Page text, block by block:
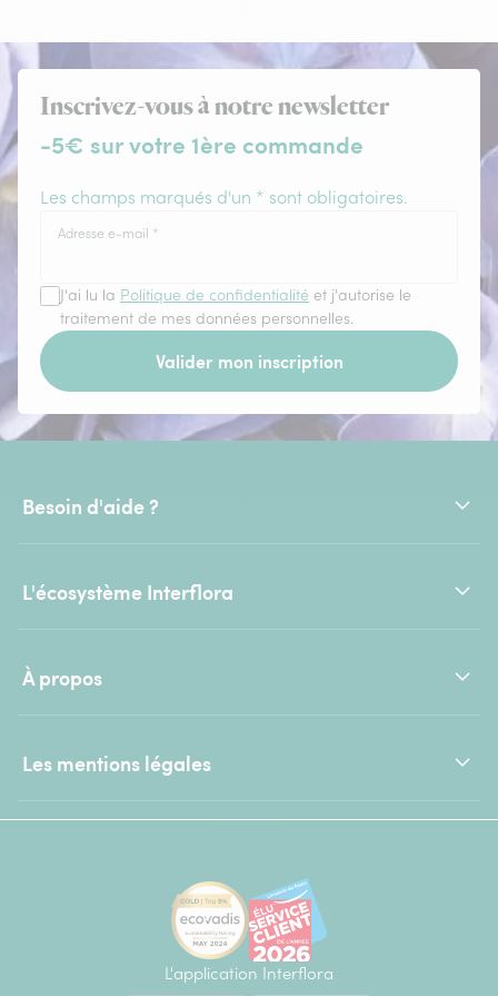
Inscrivez-vous à notre newsletter
-5€ sur votre 1ère commande
Les champs marqués d'un * sont obligatoires.
Adresse e-mail *
J'ai lu la Politique de confidentialité et j'autorise le
traitement de mes données personnelles.
Valider mon inscription
Besoin d'aide ?
L'écosystème Interflora
À propos
Les mentions légales
L'application Interflora